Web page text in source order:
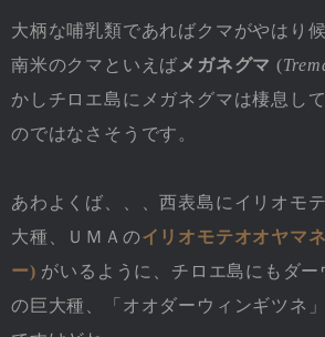
大柄な哺乳類であればクマがやはり
南米のクマといえば メガネグマ (
かしチロエ島にメガネグマは棲息し
のではなさそうです。
あわよくば、、、西表島にイリオモ
大種、ＵＭＡのイリオモテオオヤマ
ー) がいるように、チロエ島にもダ
の巨大種、「オオダーウィンギツネ